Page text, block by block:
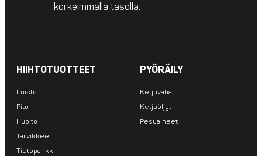
korkeimmalla tasolla.
HIIHTOTUOTTEET
Luisto
Pito
Huolto
Tarvikkeet
Tietopankki
PYÖRÄILY
Ketjuvahat
Ketjuöljyt
Pesuaineet